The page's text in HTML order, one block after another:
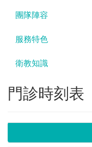
團隊陣容
服務特色
衛教知識
門診時刻表